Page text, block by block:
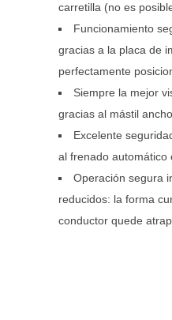
carretilla (no es
Funcionamiento
gracias a la placa de
perfectamente
Siempre la mejor
gracias al mástil ancho
Excelente
al frenado automático
Operación segura
reducidos: la forma
conductor quede